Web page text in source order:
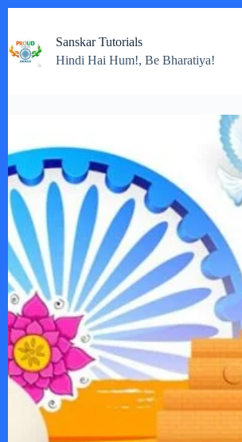
content
Sanskar Tutorials
Hindi Hai Hum!, Be Bharatiya!